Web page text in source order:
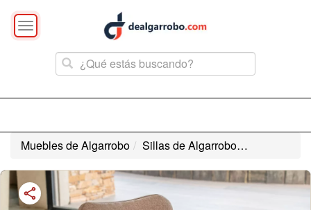
Toggle
navigation
Muebles de Algarrobo Sillas de Algarrobo